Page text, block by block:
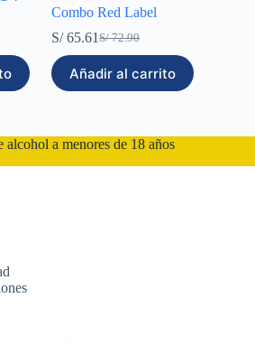
Combo Red Label
S/72.90
El
original
era:
S/65.61El
actual
es:
Añadir al carrito
alcohol a menores de 18 años